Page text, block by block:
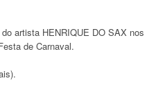
artista HENRIQUE DO SAX nos
de Carnaval.